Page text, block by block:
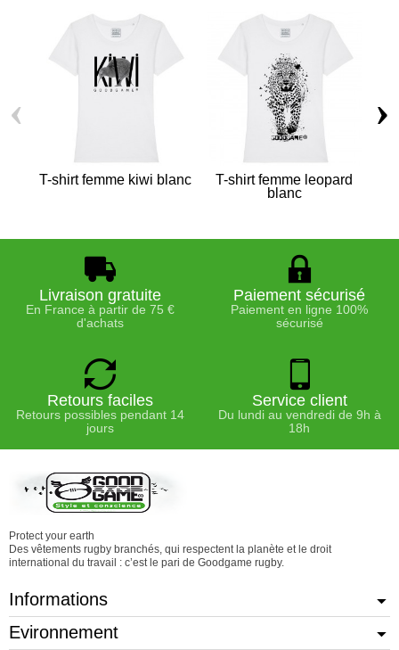
T-shirt femme kiwi blanc
T-shirt femme leopard
blanc
‹ ›
Livraison gratuite
En France à partir de 75 €
d'achats
Paiement sécurisé
Paiement en ligne 100%
sécurisé
Retours faciles
Retours possibles pendant 14
jours
Service client
Du lundi au vendredi de 9h à
18h
Protect your earth
Des vêtements rugby branchés, qui respectent la planète et le droit
international du travail : c’est le pari de Goodgame rugby.
Informations
Evironnement